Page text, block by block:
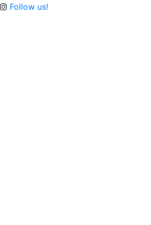
Follow us!